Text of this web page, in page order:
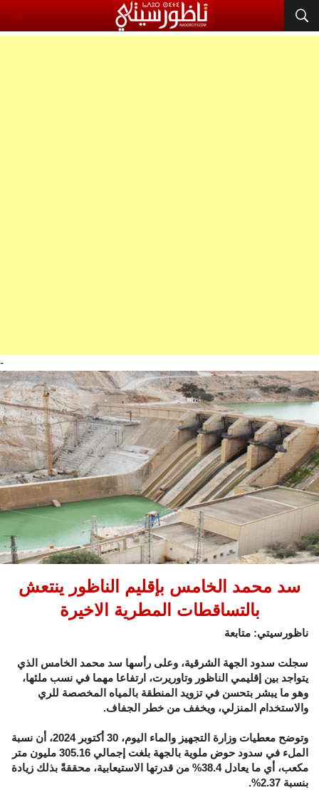
-
سد محمد الخامس بإقليم الناظور ينتعش
بالتساقطات المطرية الاخيرة
ناظورسيتي: متابعة
سجلت سدود الجهة الشرقية، وعلى رأسها سد محمد الخامس الذي
يتواجد بين إقليمي الناظور وتاوريرت، ارتفاعا مهما في نسب ملئها،
وهو ما يبشر بتحسن في تزويد المنطقة بالمياه المخصصة للري
والاستخدام المنزلي، ويخفف من خطر الجفاف.
وتوضح معطيات وزارة التجهيز والماء اليوم، 30 أكتوبر 2024، أن نسبة
الملء في سدود حوض ملوية بالجهة بلغت إجمالي 305.16 مليون متر
مكعب، أي ما يعادل 38.4% من قدرتها الاستيعابية، محققةً بذلك زيادة
بنسبة 2.37%.